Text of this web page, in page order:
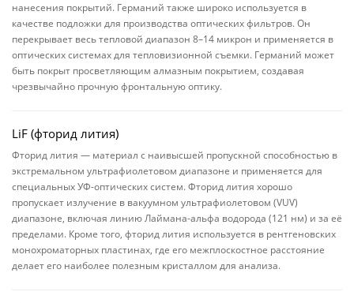
нанесения покрытий. Германий также широко используется в
качестве подложки для производства оптических фильтров. Он
перекрывает весь тепловой диапазон 8–14 микрон и применяется в
оптических системах для тепловизионной съемки. Германий может
быть покрыт просветляющим алмазным покрытием, создавая
чрезвычайно прочную фронтальную оптику.
LiF (фторид лития)
Фторид лития — материал с наивысшей пропускной способностью в
экстремальном ультрафиолетовом диапазоне и применяется для
специальных УФ-оптических систем. Фторид лития хорошо
пропускает излучение в вакуумном ультрафиолетовом (VUV)
диапазоне, включая линию Лаймана-альфа водорода (121 нм) и за её
пределами. Кроме того, фторид лития используется в рентгеновских
монохроматорных пластинах, где его межплоскостное расстояние
делает его наиболее полезным кристаллом для анализа.